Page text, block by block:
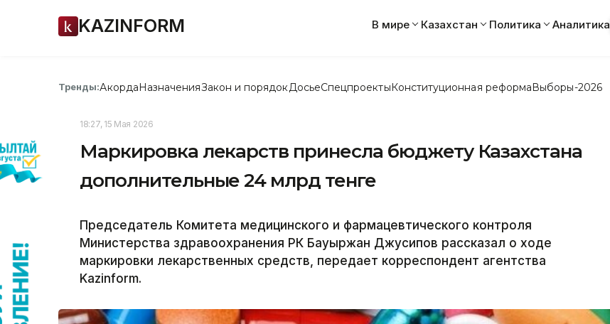
KAZINFORM В мире Казахстан Политика Аналитика
Тренды:АкордаНазначенияЗакон и порядок ДосьеСпецпроектыКонституционная реформаВыборы-2026
18:27, 15 Мая 2026
Маркировка лекарств принесла бюджету Казахстана
дополнительные 24 млрд тенге
Председатель Комитета медицинского и фармацевтического контроля
Министерства здравоохранения РК Бауыржан Джусипов рассказал о ходе
маркировки лекарственных средств, передает корреспондент агентства
Kazinform.